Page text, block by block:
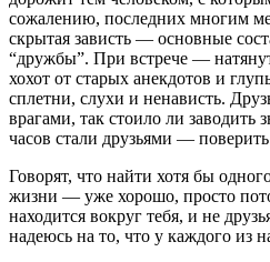
сожалению, последних многим
скрытая зависть — основные
“дружбы”. При встрече —
хохот от старых анекдотов и
сплетни, слухи и ненависть.
врагами, так стоило ли заводить
часов стали друзьями —
Говорят, что найти хотя бы
жизни — уже хорошо, просто
находится вокруг тебя, и не
надеюсь на то, что у каждого из